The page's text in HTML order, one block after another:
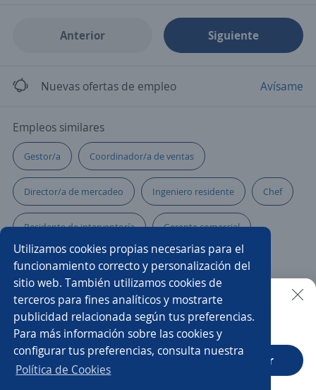
Utilizamos cookies propias necesarias para el
funcionamiento correcto y personalización del
sitio web. También utilizamos cookies de
terceros para fines analíticos y mostrarte
publicidad relacionada según tus preferencias.
Para más información sobre las cookies y
configurar tus preferencias, consulta nuestra
Política de Cookies
Anterior Siguiente
Nuevas ofertas de empleo Avísame
Empleos similares
Gestor/a Coordinador/a de ventas
Director/a de mercadeo Ingeniero residente Chef
Residente de interventoría Gerente comercial
Arquitecto residente
Supervisor/a de seguridad y salud en el trabajo
Ejecutivo/a comercial Gerente de mantenimiento
Jefe/a Director/a de operaciones
Buscar es más fácil en la app
CT App Abrir